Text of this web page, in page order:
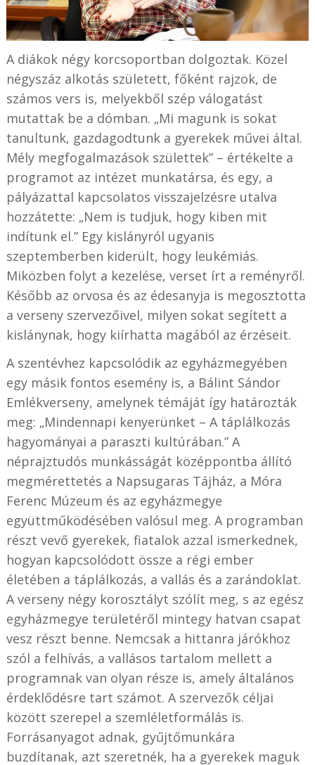
A diákok négy korcsoportban dolgoztak. Közel
négyszáz alkotás született, főként rajzok, de
számos vers is, melyekből szép válogatást
mutattak be a dómban. „Mi magunk is sokat
tanultunk, gazdagodtunk a gyerekek művei által.
Mély megfogalmazások születtek” – értékelte a
programot az intézet munkatársa, és egy, a
pályázattal kapcsolatos visszajelzésre utalva
hozzátette: „Nem is tudjuk, hogy kiben mit
indítunk el.” Egy kislányról ugyanis
szeptemberben kiderült, hogy leukémiás.
Miközben folyt a kezelése, verset írt a reményről.
Később az orvosa és az édesanyja is megosztotta
a verseny szervezőivel, milyen sokat segített a
kislánynak, hogy kiírhatta magából az érzéseit.
A szentévhez kapcsolódik az egyházmegyében
egy másik fontos esemény is, a Bálint Sándor
Emlékverseny, amelynek témáját így határozták
meg: „Mindennapi kenyerünket – A táplálkozás
hagyományai a paraszti kultúrában.” A
néprajztudós munkásságát középpontba állító
megmérettetés a Napsugaras Tájház, a Móra
Ferenc Múzeum és az egyházmegye
együttműködésében valósul meg. A programban
részt vevő gyerekek, fiatalok azzal ismerkednek,
hogyan kapcsolódott össze a régi ember
életében a táplálkozás, a vallás és a zarándoklat.
A verseny négy korosztályt szólít meg, s az egész
egyházmegye területéről mintegy hatvan csapat
vesz részt benne. Nemcsak a hittanra járókhoz
szól a felhívás, a vallásos tartalom mellett a
programnak van olyan része is, amely általános
érdeklődésre tart számot. A szervezők céljai
között szerepel a szemléletformálás is.
Forrásanyagot adnak, gyűjtőmunkára
buzdítanak, azt szeretnék, ha a gyerekek maguk